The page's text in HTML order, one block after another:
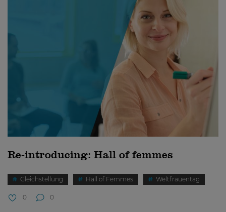
Re-introducing: Hall of femmes
Gleichstellung Hall of Femmes Weltfrauentag
0 0